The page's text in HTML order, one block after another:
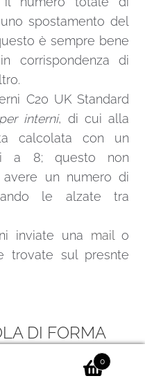
spostamento del
è sempre bene
corrispondenza di
C20 UK Standard
per interni, di cui alla
calcolata con un
a 8; questo non
un numero di
le alzate tra
inviate una mail o
trovate sul presnte
DI FORMA
cui derivano anche
0